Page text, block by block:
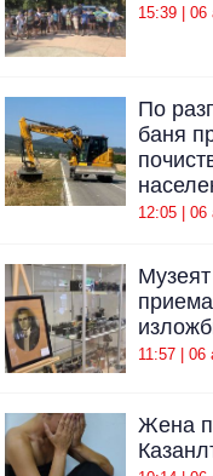
15:39 | 06
По
баня
12:05 | 06
11:57 | 06
Жена